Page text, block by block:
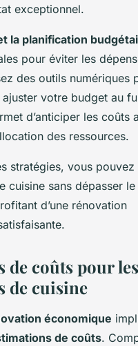
exceptionnel.
la planification
pour éviter les
des outils numériques
votre budget au
d’anticiper les coûts
des ressources.
stratégies, vous pouvez
cuisine sans dépasser le
d’une rénovation
de coûts pour les
de cuisine
économique
de coûts.